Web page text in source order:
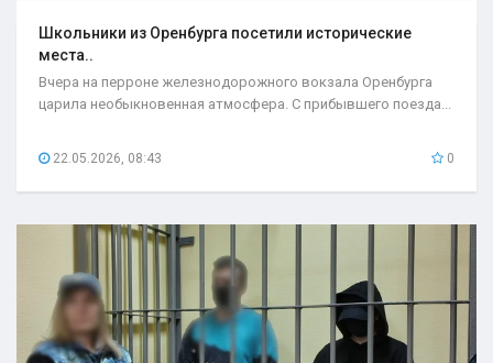
Школьники из Оренбурга посетили исторические
места..
Вчера на перроне железнодорожного вокзала Оренбурга
царила необыкновенная атмосфера. С прибывшего поезда...
22.05.2026, 08:43 0